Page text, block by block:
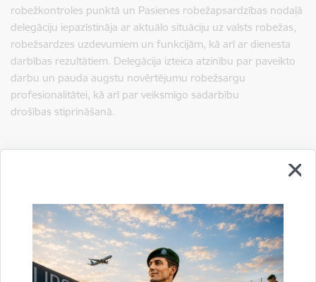
robežkontroles punktā un Pasienes robežapsardzības nodaļā
delegāciju iepazīstināja ar aktuālo situāciju uz valsts robežas,
robežsardzes uzdevumiem un funkcijām, kā arī ar dienesta
darbības rezultātiem. Delegācija izteica atzinību par paveikto
darbu un pauda augstu novērtējumu robežsargu
profesionalitātei, kā arī par veiksmīgo sadarbību
drošības stiprināšanā.
Valsts robežsardzes Galvenās pārvaldes Stratēģiskās attīstības
un sabiedrisko attiecību nodaļas vecākā speciāliste
67075617 , mob.20364206